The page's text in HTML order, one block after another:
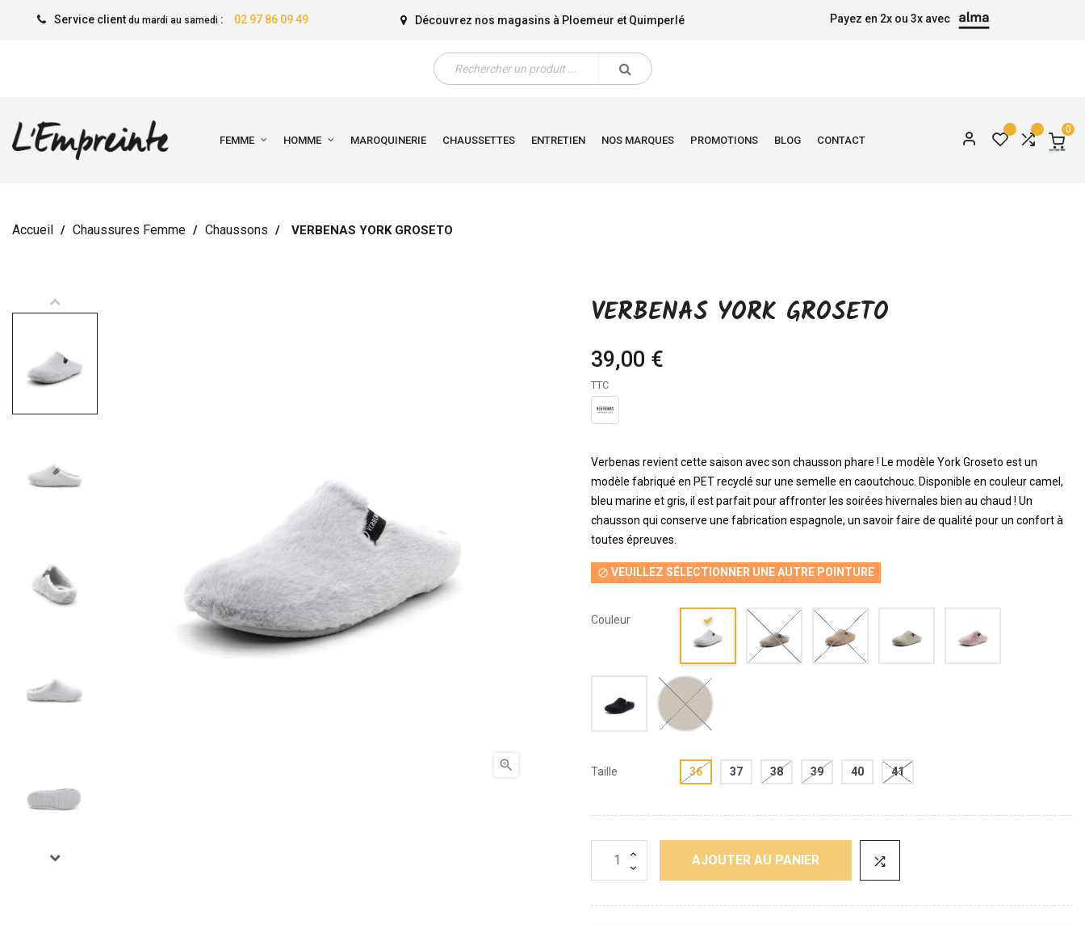
Service client du mardi au samedi: 02 97 86 09 49 Découvrez nos magasins à Ploemeur et Quimperlé Payez en 2x ou 3x avec
FEMME HOMME MAROQUINERIE CHAUSSETTES ENTRETIEN NOS MARQUES PROMOTIONS BLOG CONTACT
0
Accueil Chaussures Femme Chaussons VERBENAS YORK GROSETO

VERBENAS YORK GROSETO
39,00 €
TTC
Verbenas revient cette saison avec son chausson phare ! Le modèle York Groseto est un
modèle fabriqué en PET recyclé sur une semelle en caoutchouc. Disponible en couleur camel,
bleu marine et gris, il est parfait pour affronter les soirées hivernales bien au chaud ! Un
chausson qui conserve une fabrication espagnole, un savoir faire de qualité pour un confort à
toutes épreuves.
 VEUILLEZ SÉLECTIONNER UNE AUTRE POINTURE
Couleur
Taille 36 37 38 39 40 41
AJOUTER AU PANIER